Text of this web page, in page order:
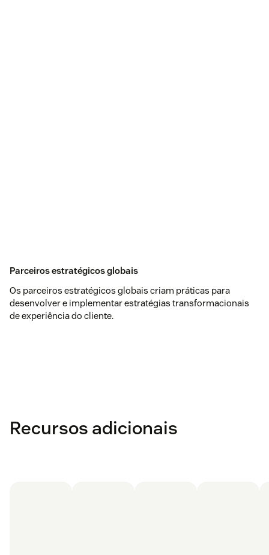
Parceiros estratégicos globais
Os parceiros estratégicos globais criam práticas para
desenvolver e implementar estratégias transformacionais
de experiência do cliente.
Recursos adicionais